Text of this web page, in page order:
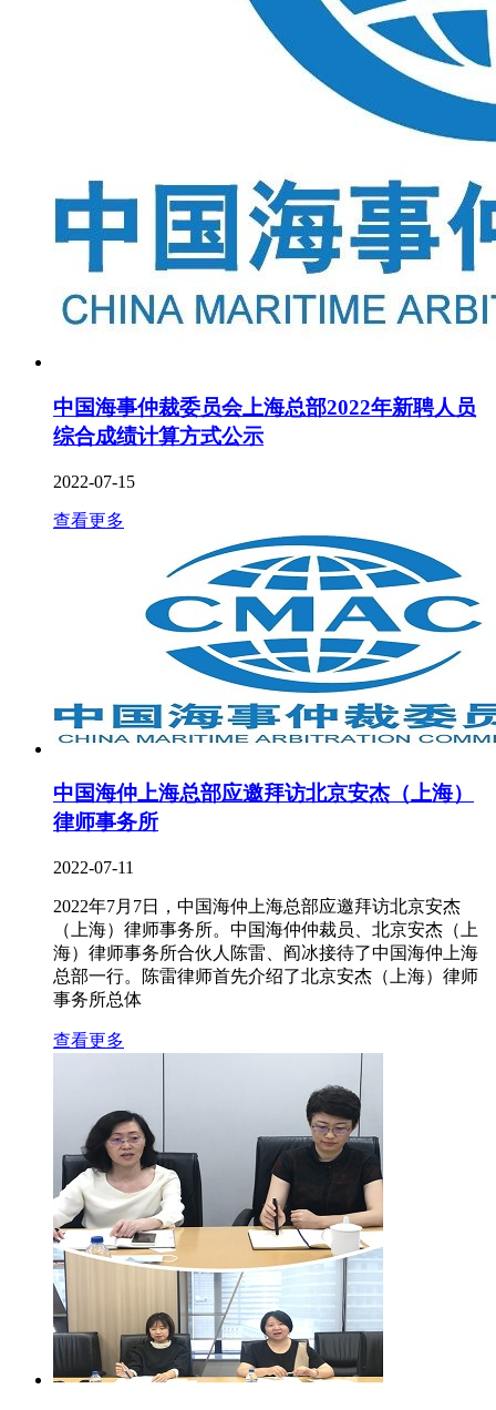
中国海事仲裁委员会上海总部2022年新聘人员
综合成绩计算方式公示
2022-07-15
查看更多
中国海仲上海总部应邀拜访北京安杰（上海）
律师事务所
2022-07-11
2022年7月7日，中国海仲上海总部应邀拜访北京安杰
（上海）律师事务所。中国海仲仲裁员、北京安杰（上
海）律师事务所合伙人陈雷、阎冰接待了中国海仲上海
总部一行。陈雷律师首先介绍了北京安杰（上海）律师
事务所总体
查看更多